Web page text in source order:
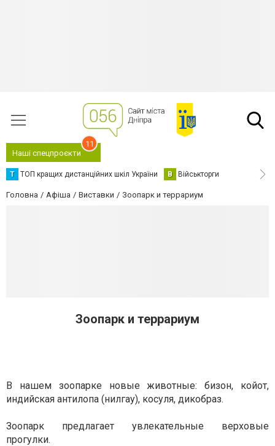
Наші спецпроєкти
11
Т ТОП кращих дистанційних шкіл України В Військторги
Головна Афіша Виставки Зоопарк и террариум
Зоопарк и террариум
В нашем зоопарке новые животные: бизон, койот,
индийская антилопа (нилгау), косуля, дикобраз.
Зоопарк предлагает увлекательные верховые
прогулки.